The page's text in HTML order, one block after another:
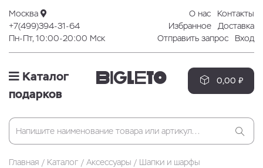
Москва
+7(499)394-31-64
Пн-Пт, 10:00-20:00 Мск
О нас
Контакты
Избранное
Доставка
Отправить запрос
Вход
Каталог
подарков
0,00 ₽
Главная Каталог Аксессуары
Шапки и шарфы